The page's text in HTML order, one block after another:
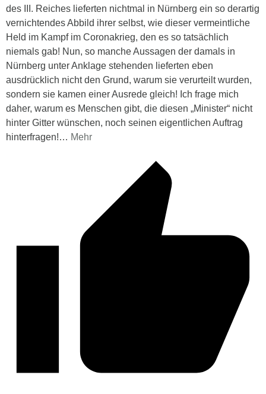
des III. Reiches lieferten nichtmal in Nürnberg ein so derartig
vernichtendes Abbild ihrer selbst, wie dieser vermeintliche
Held im Kampf im Coronakrieg, den es so tatsächlich
niemals gab! Nun, so manche Aussagen der damals in
Nürnberg unter Anklage stehenden lieferten eben
ausdrücklich nicht den Grund, warum sie verurteilt wurden,
sondern sie kamen einer Ausrede gleich! Ich frage mich
daher, warum es Menschen gibt, die diesen „Minister“ nicht
hinter Gitter wünschen, noch seinen eigentlichen Auftrag
hinterfragen!… Mehr